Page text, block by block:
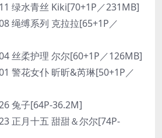
绿水青丝 Kiki[70+1P／231MB]
绳缚系列 克拉拉[65+1P／
丝柔护理 尔尔[60+1P／126MB]
警花女仆 昕昕&芮琳[50+1P／
兔子[64P-36.2M]
正月十五 甜甜＆尔尔[74P-